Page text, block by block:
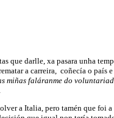
que darlle, xa pasara unha
a carreira, coñecía o país
miñas faláranme do
a Italia, pero tamén que foi